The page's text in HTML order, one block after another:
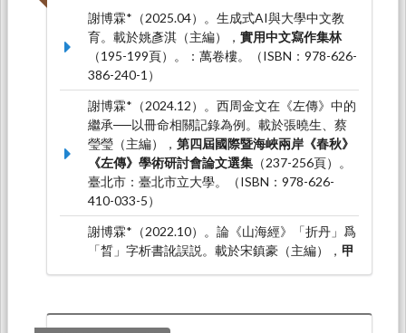
謝博霖*（2025.04）。生成式AI與大學中文教
育。載於姚彥淇（主編）， 實用中文寫作集林
（195-199頁）。：萬卷樓。（ISBN：978-626-
386-240-1）
謝博霖*（2024.12）。西周金文在《左傳》中的
繼承──以冊命相關記錄為例。載於張曉生、蔡
瑩瑩（主編）， 第四屆國際暨海峽兩岸《春秋》
《左傳》學術研討會論文選集 （237-256頁）。
臺北市：臺北市立大學。（ISBN：978-626-
410-033-5）
謝博霖*（2022.10）。論《山海經》「折丹」爲
「晳」字析書訛誤説。載於宋鎮豪（主編）， 甲